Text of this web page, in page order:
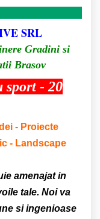
SRL
Gradini si
Brasov
sport - 20
- Proiecte
- Landscape
amenajat in
tale. Noi va
si ingenioase